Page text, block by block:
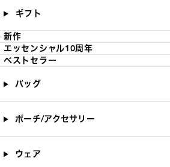
ギフト
新作
エッセンシャル10周年
ベストセラー
バッグ
ポーチ/アクセサリー
ウェア